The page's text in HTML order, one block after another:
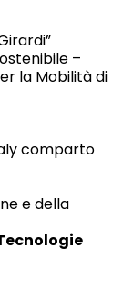
–
la Mobilità di
comparto
e della